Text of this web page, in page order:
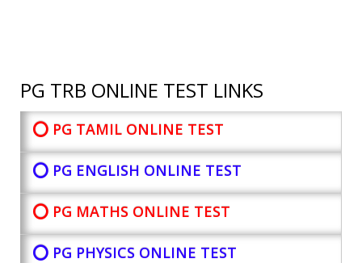
PG TRB ONLINE TEST LINKS
⭕ PG TAMIL ONLINE TEST
⭕ PG ENGLISH ONLINE TEST
⭕ PG MATHS ONLINE TEST
⭕ PG PHYSICS ONLINE TEST